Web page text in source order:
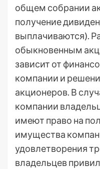
общем собрании
получение
выплачиваются).
обыкновенным
зависит от
компании и
акционеров. В
компании
имеют право на
имущества
удовлетворения
владельцев